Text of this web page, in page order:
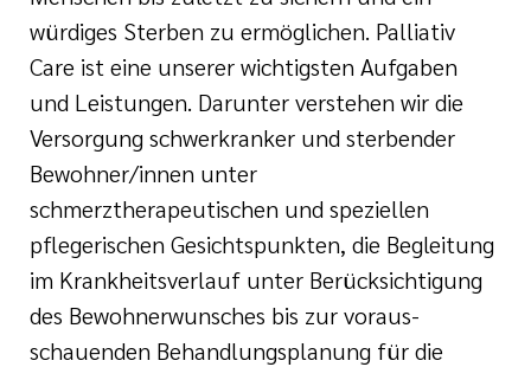
würdiges Sterben zu ermöglichen. Palliativ
Care ist eine unserer wichtigsten Aufgaben
und Leistungen. Darunter verstehen wir die
Versorgung schwerkranker und sterbender
Bewohner/innen unter
schmerztherapeutischen und speziellen
pflegerischen Gesichtspunkten, die Begleitung
im Krankheitsverlauf unter Berücksichtigung
des Bewohnerwunsches bis zur voraus-
schauenden Behandlungsplanung für die